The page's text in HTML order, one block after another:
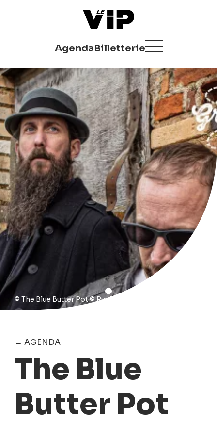
AgendaBilletterie
© The Blue Butter Pot © Punky Yab
← AGENDA
The Blue
Butter Pot